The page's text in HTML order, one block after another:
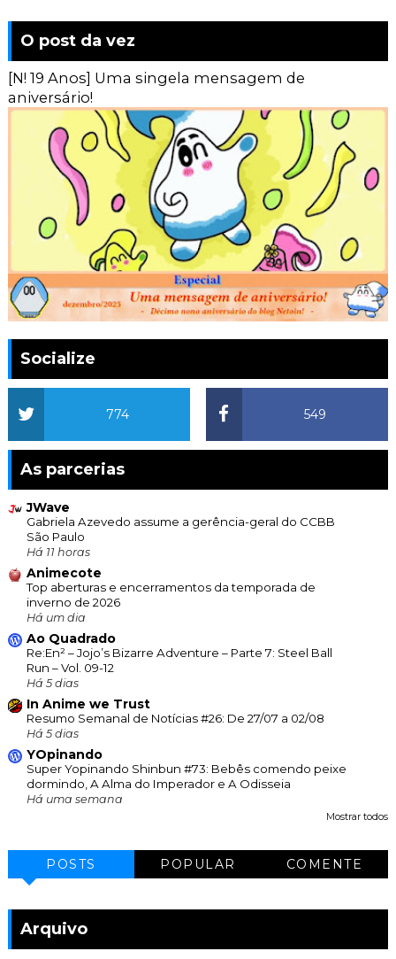
O post da vez
[N! 19 Anos] Uma singela mensagem de
aniversário!
Socialize
549
774
As parcerias
JWave
Gabriela Azevedo assume a gerência-geral do CCBB
São Paulo
Há 11 horas
Animecote
Top aberturas e encerramentos da temporada de
inverno de 2026
Há um dia
Ao Quadrado
Re:En² – Jojo’s Bizarre Adventure – Parte 7: Steel Ball
Run – Vol. 09-12
Há 5 dias
In Anime we Trust
Resumo Semanal de Notícias #26: De 27/07 a 02/08
Há 5 dias
YOpinando
Super Yopinando Shinbun #73: Bebês comendo peixe
dormindo, A Alma do Imperador e A Odisseia
Há uma semana
Mostrar todos
POSTS POPULAR COMENTE
Arquivo